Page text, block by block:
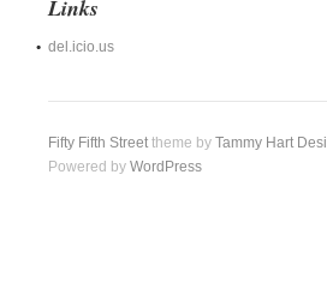
Links
del.icio.us
Fifty Fifth Street theme by Tammy Hart
Powered by WordPress